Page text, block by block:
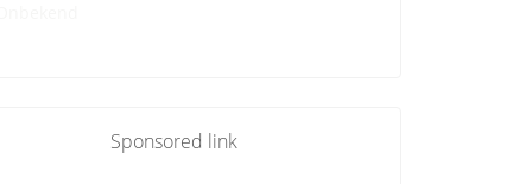
Sponsored link